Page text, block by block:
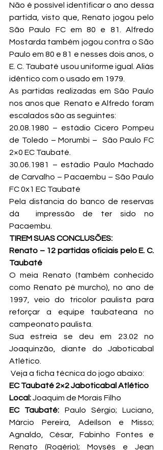
Não é possível identificar o ano dessa
partida, visto que, Renato jogou pelo
São Paulo FC em 80 e 81. Alfredo
Mostarda também jogou contra o São
Paulo em 80 e 81 e nesses dois anos, o
E. C. Taubaté usou uniforme igual. Aliás
idêntico com o usado em 1979.
As partidas realizadas em São Paulo
nos anos que  Renato e Alfredo foram
escalados são as seguintes:
20.08.1980 – estádio Cicero Pompeu
de Toledo – Morumbi –  São Paulo FC
2×0 EC Taubaté.
30.06.1981 – estádio Paulo Machado
de Carvalho – Pacaembu – São Paulo
FC 0x1 EC Taubaté
Pela distancia do banco de reservas
dá  impressão de ter sido no
Pacaembu.
TIREM SUAS CONCLUSÕES:
Renato – 12 partidas oficiais pelo E. C.
Taubaté
O meia Renato (também conhecido
como Renato pé murcho), no ano de
1997, veio do tricolor paulista para
reforçar a equipe taubateana no
campeonato paulista.
Sua estreia se deu em 23.02 no
Joaquinzão, diante do Jaboticabal
Atlético.
Veja a ficha técnica do jogo abaixo:
EC Taubaté 2×2 Jaboticabal Atlético
Local: Joaquim de Morais Filho
EC Taubaté: Paulo Sérgio; Luciano,
Márcio Pereira, Adeílson e Misso;
Agnaldo, César, Fabinho Fontes e
Renato (Rogério); Moysés e Jean